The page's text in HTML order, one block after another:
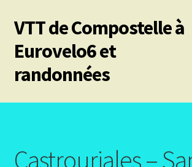
Aller
à
la
navigation
Aller
au
contenu
VTT de Compostelle à
Eurovelo6 et
randonnées
Mes 6 chemins vtt de Compostelle
Castrouriales –